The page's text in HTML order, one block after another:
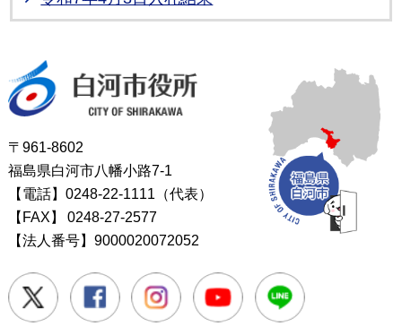
〒961-8602
福島県白河市八幡小路7-1
【電話】0248-22-1111（代表）
【FAX】
0248-27-2577
【法人番号】9000020072052
Twitter FacebookInstagramYoutube